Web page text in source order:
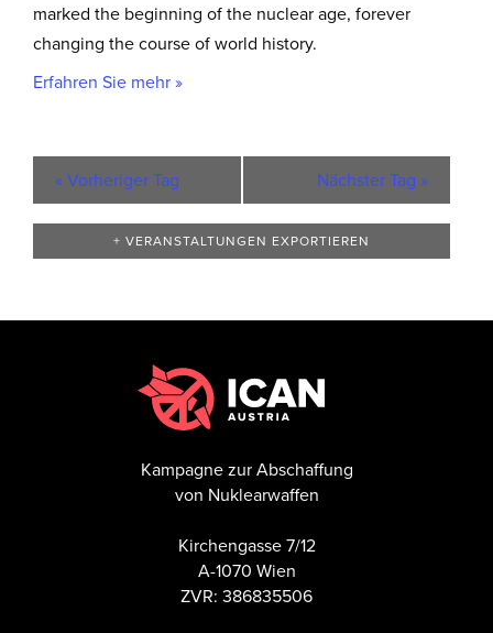
marked the beginning of the nuclear age, forever
changing the course of world history.
Erfahren Sie mehr »
«Vorheriger Tag Nächster Tag»
+ VERANSTALTUNGEN EXPORTIEREN
Kampagne zur Abschaffung
von Nuklearwaffen
Kirchengasse 7/12
A-1070 Wien
ZVR: 386835506